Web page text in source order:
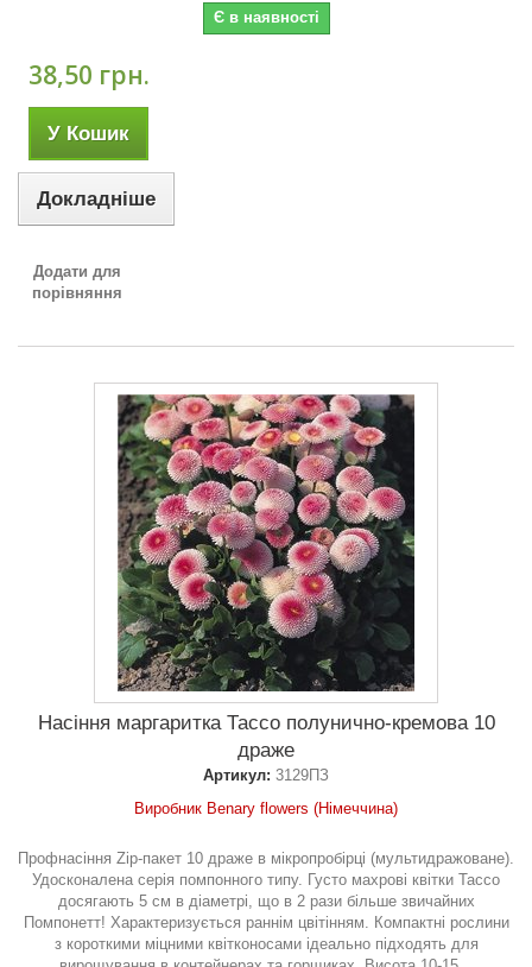
Є в наявності
38,50 грн.
У Кошик
Докладніше
Додати для
порівняння
Насіння маргаритка Тассо полунично-кремова 10
драже
Артикул: 3129ПЗ
Виробник Benary flowers (Німеччина)
Профнасіння Zip-пакет 10 драже в мікропробірці (мультидражоване).
Удосконалена серія помпонного типу. Густо махрові квітки Тассо
досягають 5 см в діаметрі, що в 2 рази більше звичайних
Помпонетт! Характеризується раннім цвітінням. Компактні рослини
з короткими міцними квітконосами ідеально підходять для